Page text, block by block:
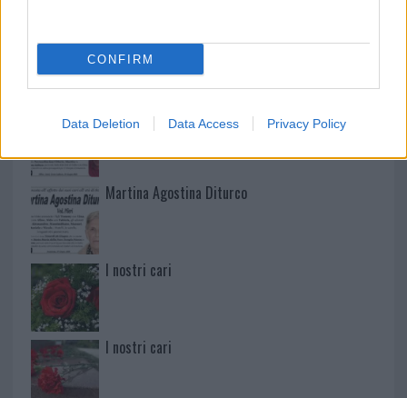
CONFIRM
Data Deletion Data Access Privacy Policy
Mario Malu
Paolo Pinna
Martina Agostina Diturco
I nostri cari
I nostri cari